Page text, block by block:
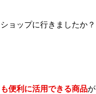
ョップに行きましたか？
便利に活用できる商品が